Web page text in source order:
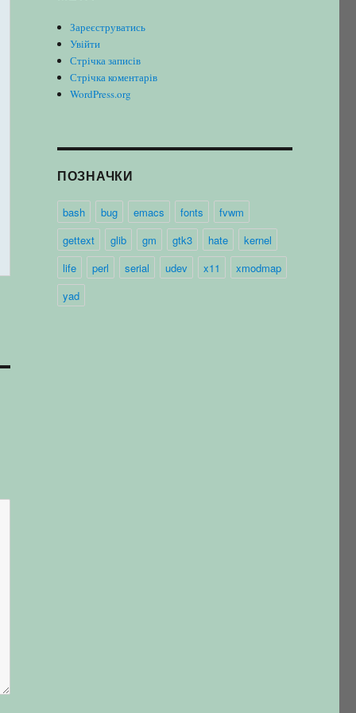
Зареєструватись
Увійти
Стрічка записів
Стрічка коментарів
WordPress.org
ПОЗНАЧКИ
bash bug emacs fonts
fvwm
gettext
glib gm gtk3 hate
kernel
life
perl serial udev x11
xmodmap
yad